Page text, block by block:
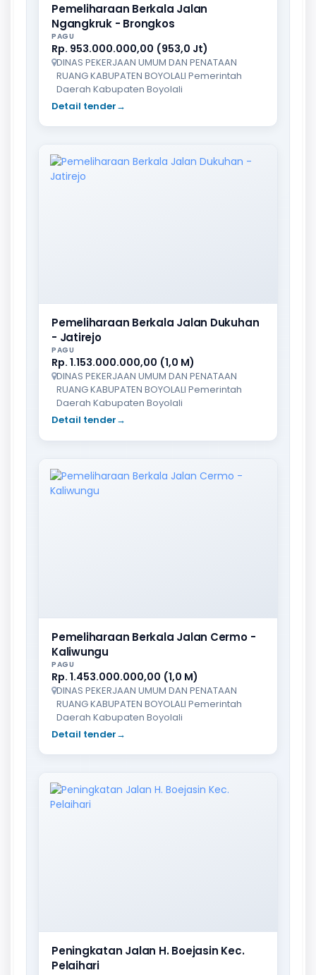
Pemeliharaan Berkala Jalan
Ngangkruk - Brongkos
PAGU
Rp. 953.000.000,00 (953,0 Jt)
DINAS PEKERJAAN UMUM DAN PENATAAN
RUANG KABUPATEN BOYOLALI Pemerintah
Daerah Kabupaten Boyolali
Detail tender→
Pemeliharaan Berkala Jalan Dukuhan
- Jatirejo
PAGU
Rp. 1.153.000.000,00 (1,0 M)
DINAS PEKERJAAN UMUM DAN PENATAAN
RUANG KABUPATEN BOYOLALI Pemerintah
Daerah Kabupaten Boyolali
Detail tender→
Pemeliharaan Berkala Jalan Cermo -
Kaliwungu
PAGU
Rp. 1.453.000.000,00 (1,0 M)
DINAS PEKERJAAN UMUM DAN PENATAAN
RUANG KABUPATEN BOYOLALI Pemerintah
Daerah Kabupaten Boyolali
Detail tender→
Peningkatan Jalan H. Boejasin Kec.
Pelaihari